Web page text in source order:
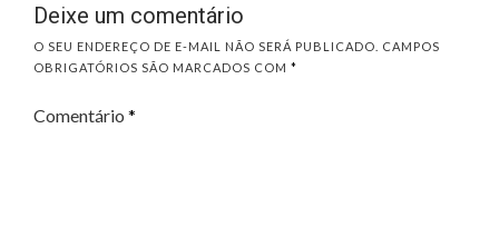
Deixe um comentário
O SEU ENDEREÇO DE E-MAIL NÃO SERÁ PUBLICADO.
CAMPOS
OBRIGATÓRIOS SÃO MARCADOS COM *
Comentário *